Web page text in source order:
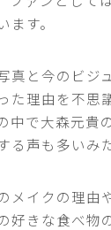
ます。
真と今のビジ
た理由を不思
中で大森元貴
る声も多いみ
メイクの理由
好きな食べ物